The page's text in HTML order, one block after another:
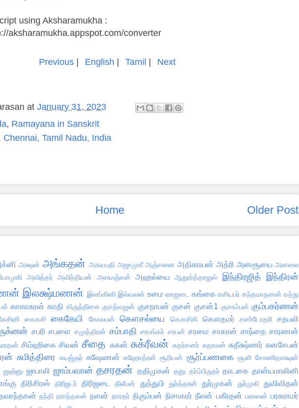
using Aksharamukha :
aksharamukha.appspot.com/converter
Previous English Tamil Next
at January 31, 2023
, Ramayana in Sanskrit
Chennai, Tamil Nadu, India
Older Post
Home
அக்ஷன் அங்கதன் அசுவபதி அஜாமுகீ அஞ்சனை அதிகாயன் அத்ரி அனசூயை அனலை
அவித்தர் அவிந்தியன் அஸமஞ்சன் அஹல்யை ஆதூர்த்தரஜஸ் இந்திரஜித் இந்திரன்
இலக்ஷ்மணன் இலங்கினி இல்வலன் உமை ஏகஜடை கங்கை கசியபர் கந்தமாதனன் கந்து
காகாசுரன் காதி கிருத்திகை குசத்வஜன் குசநாபன் குசன் குசன்1 குசாம்பன் கும்பகர்ணன்
கைகசி கைகேயி கோலபன் கௌசல்யை கௌசிகி கௌதமர் சண்டோதரி
சதபலி
சபரி சபளை சமுத்திரன் சம்பாதி சரபங்கர் சரபன் சரமை சாகரன் சாந்தை சாரணன்
சிம்ஹிகை சிவன் சீதை சுகன் சுக்ரீவன் சுதர்சனர் சுதாமன் சுதீக்ஷ்ணர் சுனசேபன்
சுமித்திரை சுயஜ்ஞர் சுஷேணன் சுஹோத்ரன் சூரியன் சூர்ப்பணகை சூளி சோணிதாக்ஷன்
ஜஹ்னு ஜாபாலி ஜாம்பவான் தசரதன் ததிமுகன் தனு தர்ம்பிருதர் தாடகை தான்யமாலினி
திரிசிரஸ் திரிஜடர் திரிஜடை திலீபன் துந்துபி துர்த்தரன் துர்முகன் துர்முகி
துவிவிதன்
நந்தி நராந்தகன் நளன் நாரதர் நிகும்பன் நிசாகரர் நீலன் பகீரதன் பனஸன் பரசுராமர்